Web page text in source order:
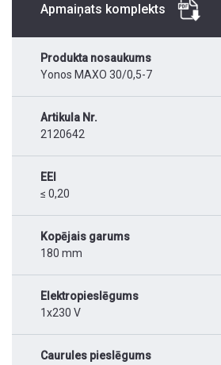
Apmaiņats komplekts
Produkta nosaukums
Yonos MAXO 30/0,5-7
Artikula Nr.
2120642
EEI
≤ 0,20
Kopējais garums
180 mm
Elektropieslēgums
1x230 V
Caurules pieslēgums